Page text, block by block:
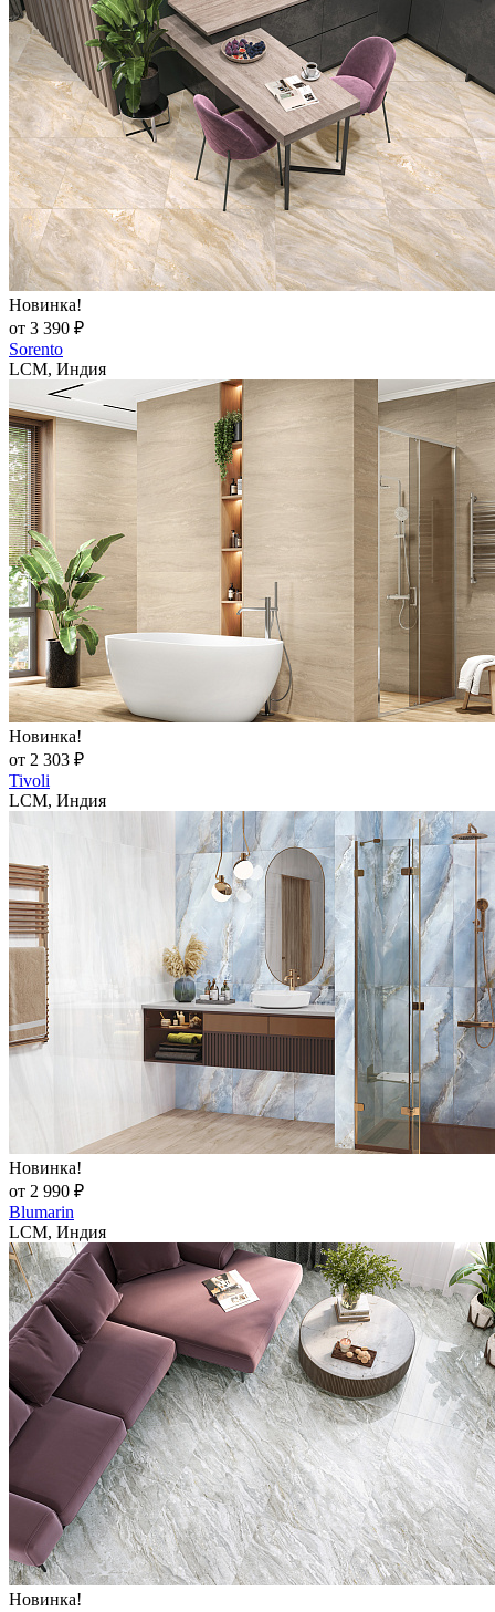
Новинка!
от 3 390 ₽
Sorento
LCM, Индия
Новинка!
от 2 303 ₽
Tivoli
LCM, Индия
Новинка!
от 2 990 ₽
Blumarin
LCM, Индия
Новинка!